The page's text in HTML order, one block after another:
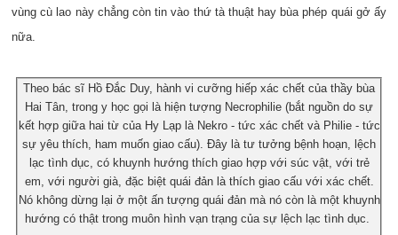
vùng cù lao này chẳng còn tin vào thứ tà thuật hay bùa phép quái gở ấy
nữa.
Theo bác sĩ Hồ Đắc Duy, hành vi cưỡng hiếp xác chết của thầy bùa
Hai Tân, trong y học gọi là hiện tượng Necrophilie (bắt nguồn do sự
kết hợp giữa hai từ của Hy Lạp là Nekro - tức xác chết và Philie - tức
sự yêu thích, ham muốn giao cấu). Đây là tư tưởng bệnh hoạn, lệch
lạc tình dục, có khuynh hướng thích giao hợp với súc vật, với trẻ
em, với người già, đặc biệt quái đản là thích giao cấu với xác chết.
Nó không dừng lại ở một ấn tượng quái đản mà nó còn là một khuynh
hướng có thật trong muôn hình vạn trạng của sự lệch lạc tình dục.